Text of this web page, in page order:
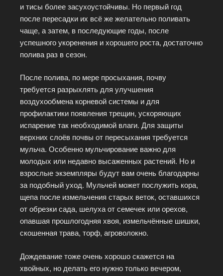
и тисы более засухоустойчивы. Но первый год
после пересадки их всё же желательно поливать
чаще, а затем, в последующие годы, после
успешного укоренения и хорошего роста, достаточно
полива раз в сезон.
После полива, по мере просыхания, почву
требуется разрыхлять для улучшения
воздухообмена корневой системы и для
профилактики появления трещин, ускоряющих
испарение так необходимой влаги. Для защиты
верхних слоёв почвы от пересыхания требуется
мульча. Особенно мульчирование важно для
молодых или недавно высаженных растений. Но и
взрослые экземпляры будут вам очень благодарны
за подобный уход. Мульчей может послужить кора,
щепа после измельчения старых веток, оставшихся
от обрезки сада, шелуха от семечек или орехов,
опавшая прошлогодняя хвоя, измельчённые шишки,
скошенная трава, торф, агроволокно.
Дождевание тоже очень хорошо скажется на
хвойных, но делать его нужно только вечером,